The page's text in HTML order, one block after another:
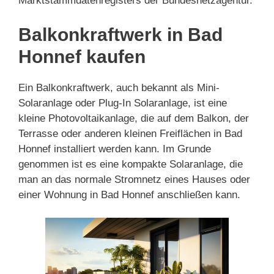
Balkonkraftwerk in Bad
Honnef kaufen
Ein Balkonkraftwerk, auch bekannt als Mini-
Solaranlage oder Plug-In Solaranlage, ist eine
kleine Photovoltaikanlage, die auf dem Balkon, der
Terrasse oder anderen kleinen Freiflächen in Bad
Honnef installiert werden kann. Im Grunde
genommen ist es eine kompakte Solaranlage, die
man an das normale Stromnetz eines Hauses oder
einer Wohnung in Bad Honnef anschließen kann.